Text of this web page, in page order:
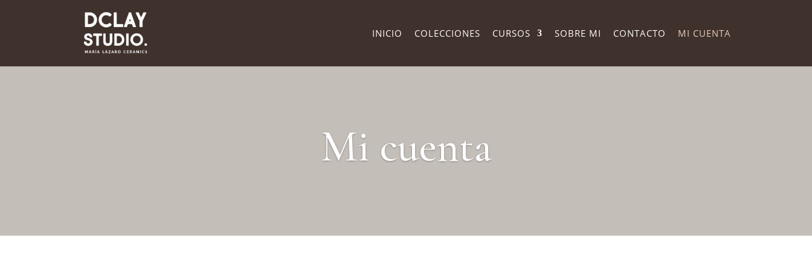
INICIO COLECCIONES CURSOS SOBRE MI CONTACTO MI CUENTA
Mi cuenta